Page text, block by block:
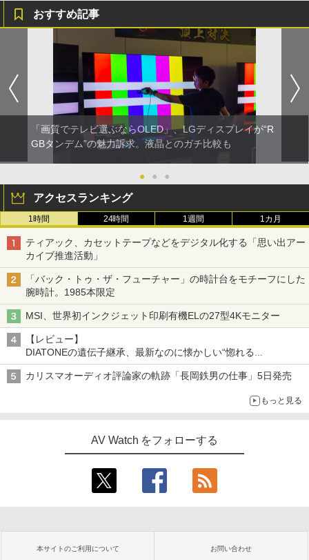
おすすめ記事
「画質でテレビ選ぶならOLED」、LGディスプレイが“R
GBタンデム”の魅力訴求。液晶とのガチ比較も
● ● ●
アクセスランキング
1時間 24時間 1週間 1カ月
ティアック、カセットテープなどをデジタル化する「思い出アー
カイブ推進活動」
「バック・トゥ・ザ・フューチャー」の時計台をモチーフにした
腕時計。1985本限定
MSI、世界初インクジェット印刷有機ELの27型4Kモニター
【レビュー】
DIATONEの遺伝子継承、最新なのに懐かしい“惚れる
音”Tecnologia e Cuore「DS-TC52B」を聴く
カリスマオーディオ評論家の軌跡「長岡鉄男の仕事」5日発売
もっと見る
AV Watch をフォローする
本サイトのご利用について お問い合わせ